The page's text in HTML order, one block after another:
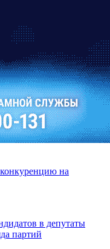
на
в депутаты
партий